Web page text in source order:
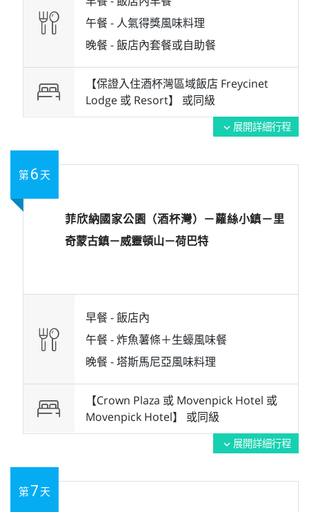
午餐 - 人氣得獎風味料理
晚餐 -飯店內套餐或自助餐
【保證入住酒杯灣區域飯店 Freycinet
Lodge 或 Resort】 或同級
expand_more 展開詳細行程
第6 天
菲欣納國家公園（酒杯灣）－蘿絲小鎮－里
奇蒙古鎮－威靈頓山－荷巴特
早餐 -飯店內
午餐 -炸魚薯條＋生蠔風味餐
晚餐 -塔斯馬尼亞風味料理
【Crown Plaza 或 Movenpick Hotel 或
Movenpick Hotel】 或同級
expand_more 展開詳細行程
第7 天